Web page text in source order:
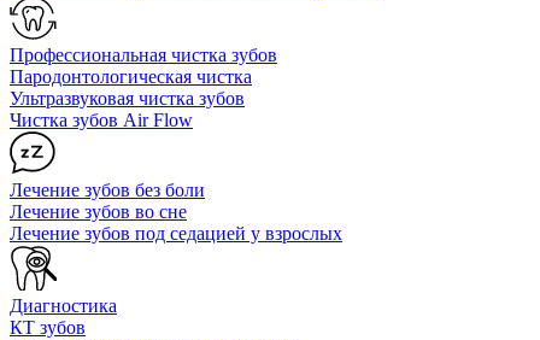
Профессиональная чистка зубов
Пародонтологическая чистка
Ультразвуковая чистка зубов
Чистка зубов Air Flow
Лечение зубов без боли
Лечение зубов во сне
Лечение зубов под седацией у взрослых
Диагностика
КТ зубов